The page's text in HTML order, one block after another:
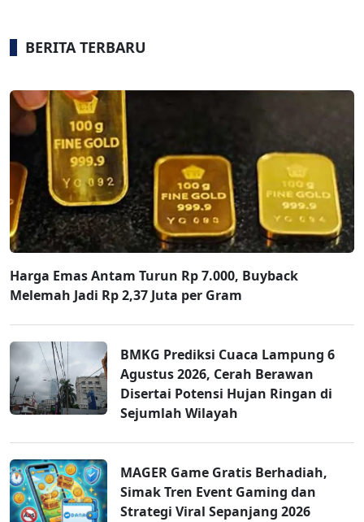
BERITA TERBARU
Harga Emas Antam Turun Rp 7.000, Buyback
Melemah Jadi Rp 2,37 Juta per Gram
BMKG Prediksi Cuaca Lampung 6
Agustus 2026, Cerah Berawan
Disertai Potensi Hujan Ringan di
Sejumlah Wilayah
MAGER Game Gratis Berhadiah,
Simak Tren Event Gaming dan
Strategi Viral Sepanjang 2026